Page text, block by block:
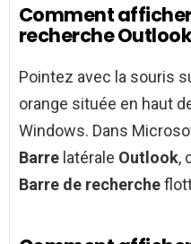
Comment
recherche
Pointez avec la souris
orange située en haut
Windows. Dans
Barre latérale Outlook,
Barre de recherche